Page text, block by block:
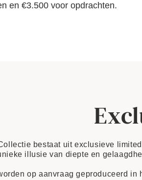
en €3.500 voor opdrachten.
bestaat uit exclusieve
illusie van diepte en
op aanvraag geproduceerd